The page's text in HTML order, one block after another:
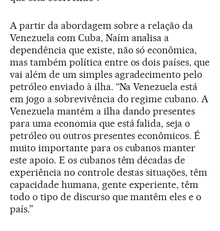
A partir da abordagem sobre a relação da
Venezuela com Cuba, Naím analisa a
dependência que existe, não só econômica,
mas também política entre os dois países, que
vai além de um simples agradecimento pelo
petróleo enviado à ilha. “Na Venezuela está
em jogo a sobrevivência do regime cubano. A
Venezuela mantém a ilha dando presentes
para uma economia que está falida, seja o
petróleo ou outros presentes econômicos. É
muito importante para os cubanos manter
este apoio. E os cubanos têm décadas de
experiência no controle destas situações, têm
capacidade humana, gente experiente, têm
todo o tipo de discurso que mantêm eles e o
país.”